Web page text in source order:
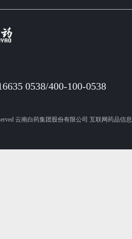
0538/400-100-0538
云南白药集团股份有限公司 互联网药品信